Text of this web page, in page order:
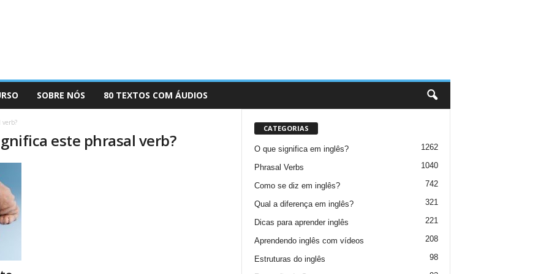
SOBRE NÓS 80 TEXTOS COM ÁUDIOS
este phrasal verb?
CATEGORIAS
O que significa em inglês? 1262
Phrasal Verbs 1040
Como se diz em inglês? 742
Qual a diferença em inglês? 321
Dicas para aprender inglês 221
Aprendendo inglês com vídeos 208
Estruturas do inglês 98